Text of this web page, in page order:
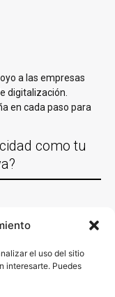
el uso del sitio
interesarte. Puedes
a las empresas
digitalización.
en cada paso para
como tu
con empresas de
marketing y
lo que funciona y